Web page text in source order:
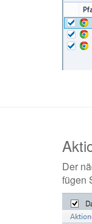
Der
fügen